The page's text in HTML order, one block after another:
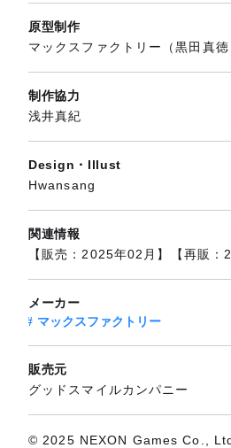
原型制作
マックスファクトリー（黒田真徳
制作協力
浅井真紀
Design・Illust
Hwansang
関連情報
【販売：2025年02月】【再販：
メーカー
マックスファクトリー
販売元
グッドスマイルカンパニー
© 2025 NEXON Games Co.,